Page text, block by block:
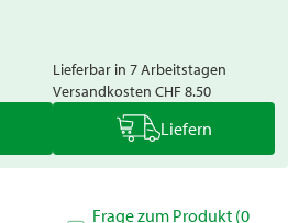
Lieferbar in 7 Arbeitstagen
Versandkosten CHF 8.50
Liefern
Frage zum Produkt (0